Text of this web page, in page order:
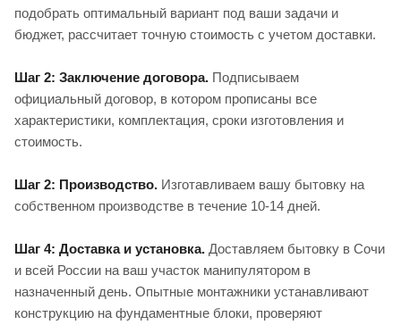
подобрать оптимальный вариант под ваши задачи и
бюджет, рассчитает точную стоимость с учетом доставки.
Шаг 2: Заключение договора. Подписываем
официальный договор, в котором прописаны все
характеристики, комплектация, сроки изготовления и
стоимость.
Шаг 2: Производство. Изготавливаем вашу бытовку на
собственном производстве в течение 10-14 дней.
Шаг 4: Доставка и установка. Доставляем бытовку в Сочи
и всей России на ваш участок манипулятором в
назначенный день. Опытные монтажники устанавливают
конструкцию на фундаментные блоки, проверяют